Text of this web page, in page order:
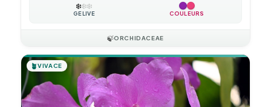
❄️❄️❄️
GÉLIVE COULEURS
🍃ORCHIDACEAE
🪴VIVACE